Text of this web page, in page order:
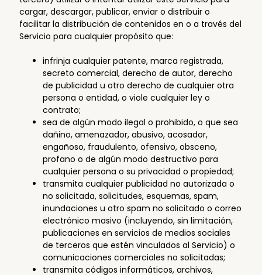
cargar, descargar, publicar, enviar o distribuir o
facilitar la distribución de contenidos en o a través del
Servicio para cualquier propósito que:
infrinja cualquier patente, marca registrada,
secreto comercial, derecho de autor, derecho
de publicidad u otro derecho de cualquier otra
persona o entidad, o viole cualquier ley o
contrato;
sea de algún modo ilegal o prohibido, o que sea
dañino, amenazador, abusivo, acosador,
engañoso, fraudulento, ofensivo, obsceno,
profano o de algún modo destructivo para
cualquier persona o su privacidad o propiedad;
transmita cualquier publicidad no autorizada o
no solicitada, solicitudes, esquemas, spam,
inundaciones u otro spam no solicitado o correo
electrónico masivo (incluyendo, sin limitación,
publicaciones en servicios de medios sociales
de terceros que estén vinculados al Servicio) o
comunicaciones comerciales no solicitadas;
transmita códigos informáticos, archivos,